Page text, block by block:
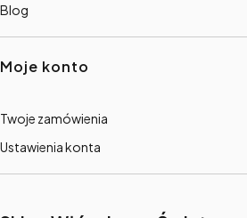
Blog
Moje konto
Twoje zamówienia
Ustawienia konta